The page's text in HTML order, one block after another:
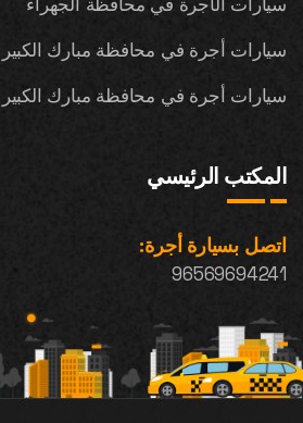
سيارات أجرة في محافظة مبارك الكبير
سيارات أجرة في محافظة مبارك الكبير
المكتب الرئيسي
اتصل بسيارة أجرة:
96569694241